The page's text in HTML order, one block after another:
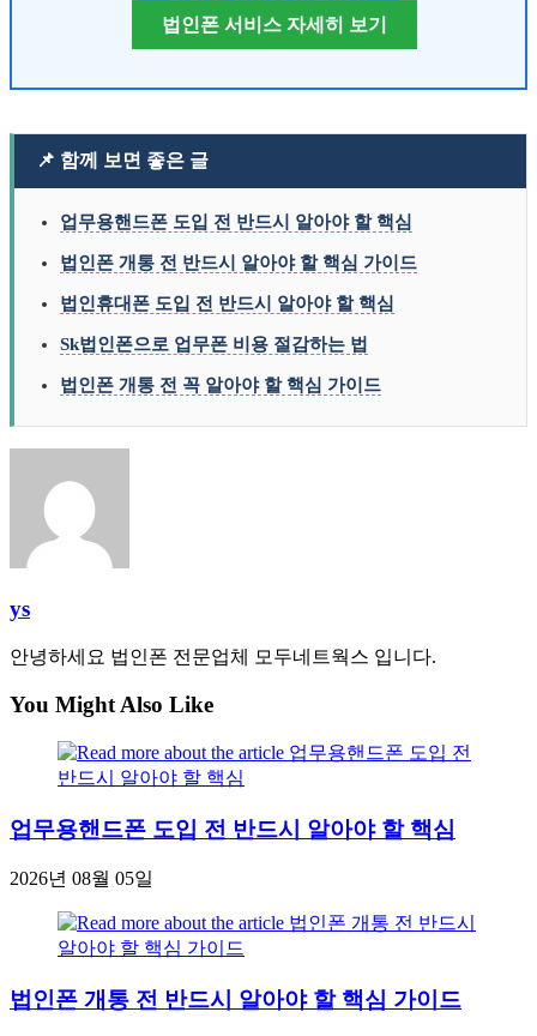
법인폰 서비스 자세히 보기
📌 함께 보면 좋은 글
업무용핸드폰 도입 전 반드시 알아야 할 핵심
법인폰 개통 전 반드시 알아야 할 핵심 가이드
법인휴대폰 도입 전 반드시 알아야 할 핵심
Sk법인폰으로 업무폰 비용 절감하는 법
법인폰 개통 전 꼭 알아야 할 핵심 가이드
ys
안녕하세요 법인폰 전문업체 모두네트웍스 입니다.
You Might Also Like
업무용핸드폰 도입 전 반드시 알아야 할 핵심
2026년 08월 05일
법인폰 개통 전 반드시 알아야 할 핵심 가이드